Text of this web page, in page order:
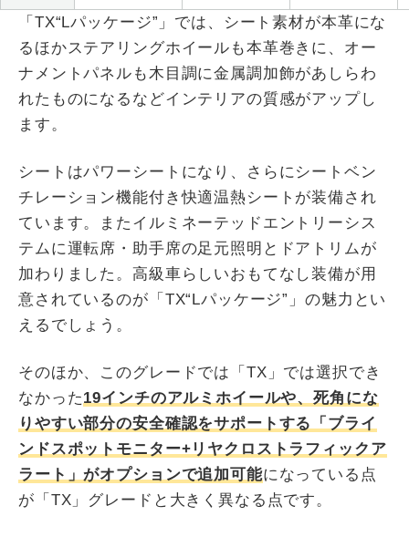
「TX“Lパッケージ”」では、シート素材が本革にな
るほかステアリングホイールも本革巻きに、オー
ナメントパネルも木目調に金属調加飾があしらわ
れたものになるなどインテリアの質感がアップし
ます。
シートはパワーシートになり、さらにシートベン
チレーション機能付き快適温熱シートが装備され
ています。またイルミネーテッドエントリーシス
テムに運転席・助手席の足元照明とドアトリムが
加わりました。高級車らしいおもてなし装備が用
意されているのが「TX“Lパッケージ”」の魅力とい
えるでしょう。
そのほか、このグレードでは「TX」では選択でき
なかった19インチのアルミホイールや、死角にな
りやすい部分の安全確認をサポートする「ブライ
ンドスポットモニター+リヤクロストラフィックア
ラート」がオプションで追加可能になっている点
が「TX」グレードと大きく異なる点です。